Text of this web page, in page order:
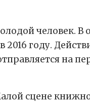
человек. В
году.
на
сцене